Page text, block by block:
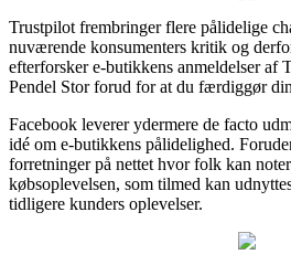
Trustpilot frembringer flere pålidelige
nuværende konsumenters kritik og
efterforsker e-butikkens anmeldelser af
Pendel Stor forud for at du færdiggør
Facebook leverer ydermere de facto
idé om e-butikkens pålidelighed.
forretninger på nettet hvor folk kan
købsoplevelsen, som tilmed kan
tidligere kunders oplevelser.